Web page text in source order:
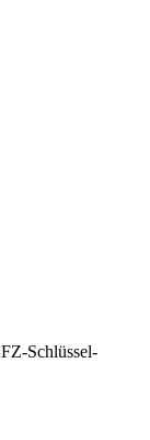
Schlüssel-